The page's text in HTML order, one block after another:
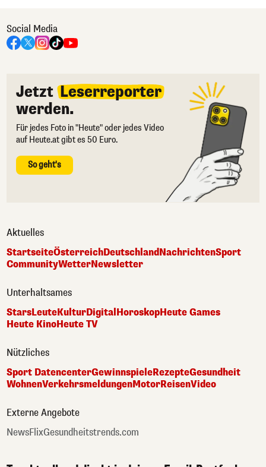
Social Media
Jetzt Leserreporter
werden.
Für jedes Foto in "Heute" oder jedes Video
auf Heute.at gibt es 50 Euro.
So geht's
Aktuelles
StartseiteÖsterreichDeutschlandNachrichtenSport
CommunityWetterNewsletter
Unterhaltsames
StarsLeuteKulturDigitalHoroskopHeute Games
Heute KinoHeute TV
Nützliches
Sport DatencenterGewinnspieleRezepteGesundheit
WohnenVerkehrsmeldungenMotorReisenVideo
Externe Angebote
NewsFlixGesundheitstrends.com